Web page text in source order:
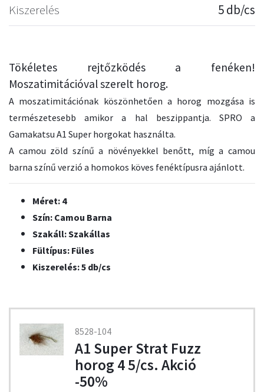
Kiszerelés
5 db/cs
Tökéletes rejtőzködés a fenéken!
Moszatimitációval szerelt horog.
A moszatimitációnak köszönhetően a horog mozgása is
természetesebb amikor a hal beszippantja. SPRO a
Gamakatsu A1 Super horgokat használta.
A camou zöld színű a növényekkel benőtt, míg a camou
barna színű verzió a homokos köves fenéktípusra ajánlott.
Méret: 4
Szín: Camou Barna
Szakáll: Szakállas
Fültípus: Füles
Kiszerelés: 5 db/cs
8528-104
A1 Super Strat Fuzz
horog 4 5/cs. Akció
-50%